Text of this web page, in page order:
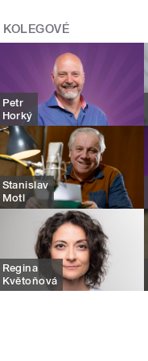
KOLEGOVÉ
Petr
Horký
Stanislav
Motl
Regina
Květoňová